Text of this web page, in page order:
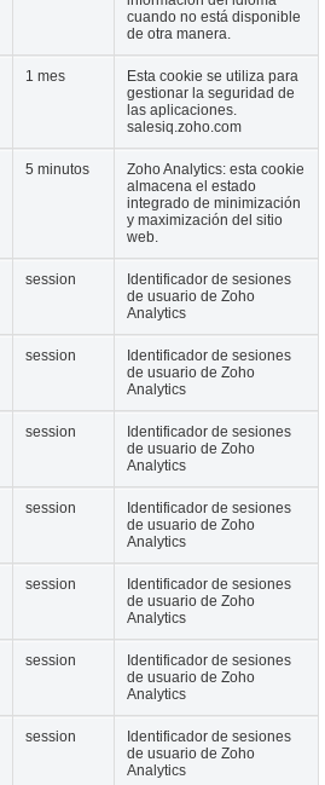
cuando no está disponible
de otra manera.
1 mes
Esta cookie se utiliza para
gestionar la seguridad de
las aplicaciones.
salesiq.zoho.com
5 minutos
Zoho Analytics: esta cookie
almacena el estado
integrado de minimización
y maximización del sitio
web.
session
Identificador de sesiones
de usuario de Zoho
Analytics
session
Identificador de sesiones
de usuario de Zoho
Analytics
session
Identificador de sesiones
de usuario de Zoho
Analytics
session
Identificador de sesiones
de usuario de Zoho
Analytics
session
Identificador de sesiones
de usuario de Zoho
Analytics
session
Identificador de sesiones
de usuario de Zoho
Analytics
session
Identificador de sesiones
de usuario de Zoho
Analytics